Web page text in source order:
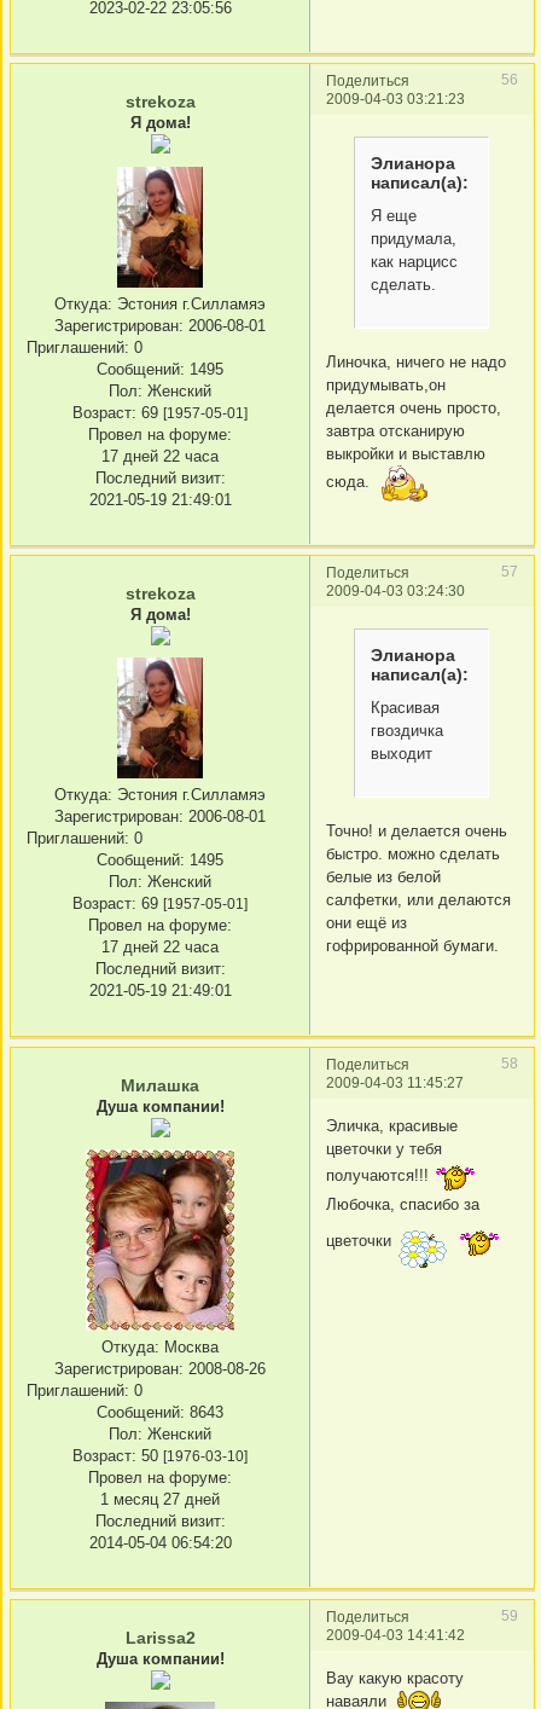
2023-02-22 23:05:56
Поделиться
56
2009-04-03 03:21:23
strekoza
Я дома!
Откуда: Эстония г.Силламяэ
Зарегистрирован: 2006-08-01
Приглашений: 0
Сообщений: 1495
Пол: Женский
Возраст: 69 [1957-05-01]
Провел на форуме:
17 дней 22 часа
Последний визит:
2021-05-19 21:49:01
Элианора
написал(а):
Я еще
придумала,
как нарцисс
сделать.
Линочка, ничего не надо
придумывать,он
делается очень просто,
завтра отсканирую
выкройки и выставлю
сюда.
Поделиться
57
2009-04-03 03:24:30
strekoza
Я дома!
Откуда: Эстония г.Силламяэ
Зарегистрирован: 2006-08-01
Приглашений: 0
Сообщений: 1495
Пол: Женский
Возраст: 69 [1957-05-01]
Провел на форуме:
17 дней 22 часа
Последний визит:
2021-05-19 21:49:01
Элианора
написал(а):
Красивая
гвоздичка
выходит
Точно! и делается очень
быстро. можно сделать
белые из белой
салфетки, или делаются
они ещё из
гофрированной бумаги.
Поделиться
58
2009-04-03 11:45:27
Милашка
Душа компании!
Откуда: Москва
Зарегистрирован: 2008-08-26
Приглашений: 0
Сообщений: 8643
Пол: Женский
Возраст: 50 [1976-03-10]
Провел на форуме:
1 месяц 27 дней
Последний визит:
2014-05-04 06:54:20
Эличка, красивые
цветочки у тебя
получаются!!!
Любочка, спасибо за
цветочки
Поделиться
59
2009-04-03 14:41:42
Larissa2
Душа компании!
Вау какую красоту
наваяли